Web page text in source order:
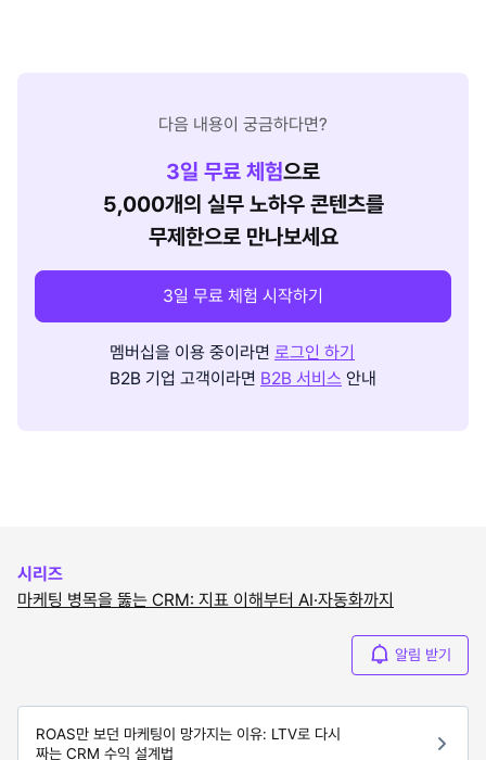
다음 내용이 궁금하다면?
3일 무료 체험으로
5,000개의 실무 노하우 콘텐츠를
무제한으로 만나보세요
3일 무료 체험 시작하기
멤버십을 이용 중이라면 로그인 하기
B2B 기업 고객이라면 B2B 서비스 안내
시리즈
마케팅 병목을 뚫는 CRM: 지표 이해부터 AI·자동화까지
알림 받기
ROAS만 보던 마케팅이 망가지는 이유: LTV로 다시
짜는 CRM 수익 설계법